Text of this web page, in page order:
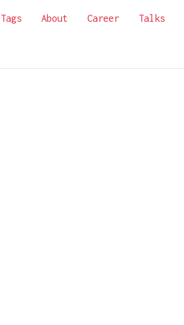
Tags About Career Talks